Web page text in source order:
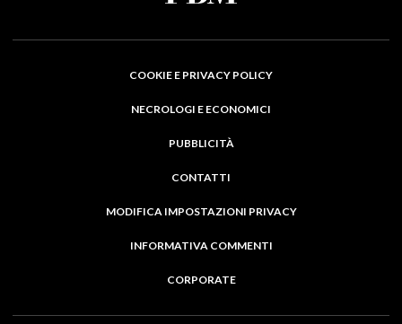
COOKIE E PRIVACY POLICY
NECROLOGI E ECONOMICI
PUBBLICITÀ
CONTATTI
MODIFICA IMPOSTAZIONI PRIVACY
INFORMATIVA COMMENTI
CORPORATE